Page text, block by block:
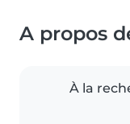
A propos
À la